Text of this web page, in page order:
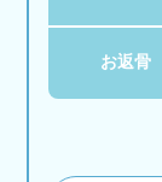
お返骨